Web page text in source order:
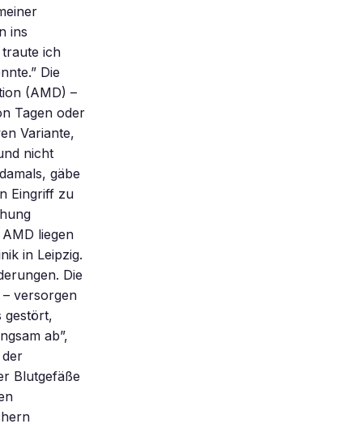
ins
ich
Die
(AMD) –
Tagen oder
Variante,
nicht
gäbe
Eingriff zu
liegen
in Leipzig.
Die
versorgen
gestört,
ab”,
Blutgefäße